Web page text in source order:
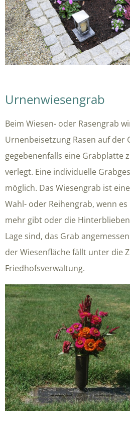
Urnenwiesengrab
Beim Wiesen- oder Rasengrab
Urnenbeisetzung Rasen auf der
gegebenenfalls eine Grabplatte
verlegt. Eine individuelle
möglich. Das Wiesengrab ist
Wahl- oder Reihengrab, wenn
mehr gibt oder die
Lage sind, das Grab
der Wiesenfläche fällt unter die
Friedhofsverwaltung.